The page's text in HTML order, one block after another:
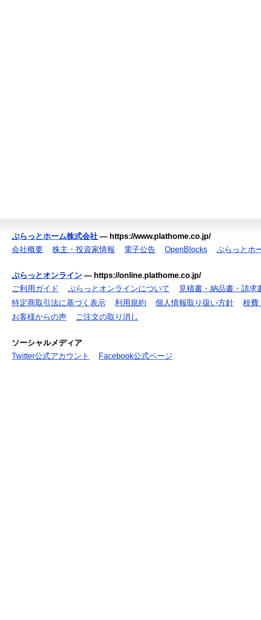
ぷらっとホーム株式会社 — https://www.plathome.co.jp/
会社概要
株主・投資家情報 電子公告 OpenBlocks ぷらっとホ
ぷらっとオンライン — https://online.plathome.co.jp/
ご利用ガイド
ぷらっとオンラインについて 見積書・納品書・請求
特定商取引法に基づく表示
利用規約 個人情報取り扱い方針 校費
お客様からの声
ご注文の取り消し
ソーシャルメディア
Twitter公式アカウント
Facebook公式ページ